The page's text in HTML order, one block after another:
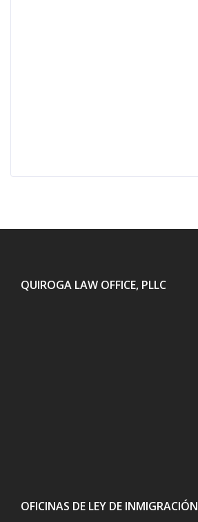
QUIROGA LAW OFFICE, PLLC
OFICINAS DE LEY DE INMIGRACIÓN